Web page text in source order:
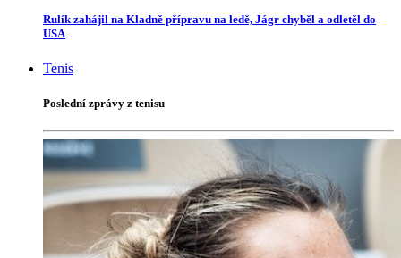
Rulík zahájil na Kladně přípravu na ledě, Jágr chyběl a odletěl do
USA
Tenis
Poslední zprávy z tenisu